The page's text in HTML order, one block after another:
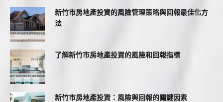
新竹市房地產投資的風險管理策略與回報最佳化方
法
了解新竹市房地產投資的風險和回報指標
新竹市房地產投資：風險與回報的關鍵因素